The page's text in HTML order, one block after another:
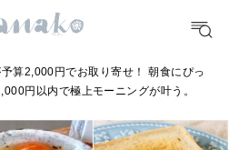
Weekly Holoscope
Love Holoscope
タロットメッセージ
にやさしく
算2,000円でお取り寄せ！ 朝食にぴっ
円以内で極上モーニングが叶う。